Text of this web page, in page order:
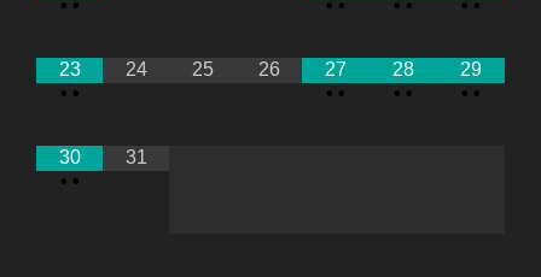
• •
• •
• •
• •
23
• •
24 25 26
27
• •
28
• •
29
• •
30
• •
31